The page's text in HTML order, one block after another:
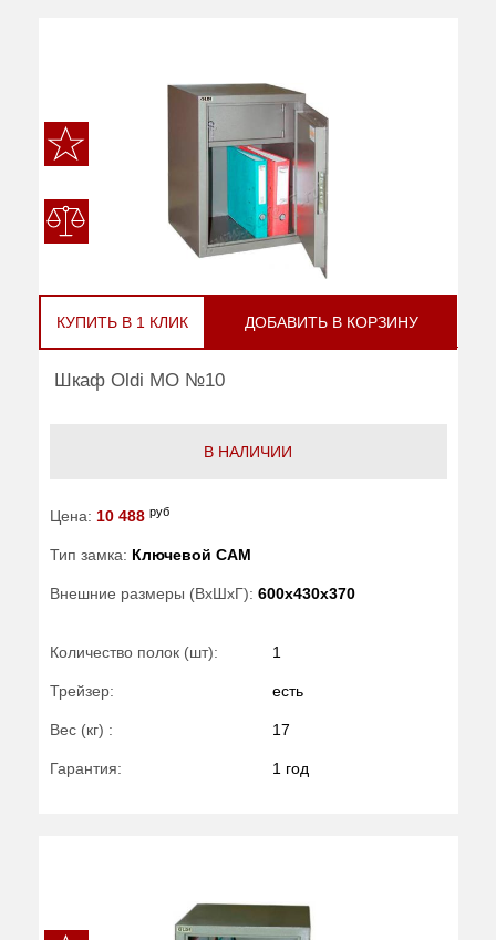
КУПИТЬ В 1 КЛИК ДОБАВИТЬ В КОРЗИНУ
Шкаф Oldi МО №10
В НАЛИЧИИ
Цена: 10 488 руб
Тип замка: Ключевой САМ
Внешние размеры (ВхШхГ): 600x430x370
Количество полок (шт): 1
Трейзер: есть
Вес (кг) : 17
Гарантия: 1 год